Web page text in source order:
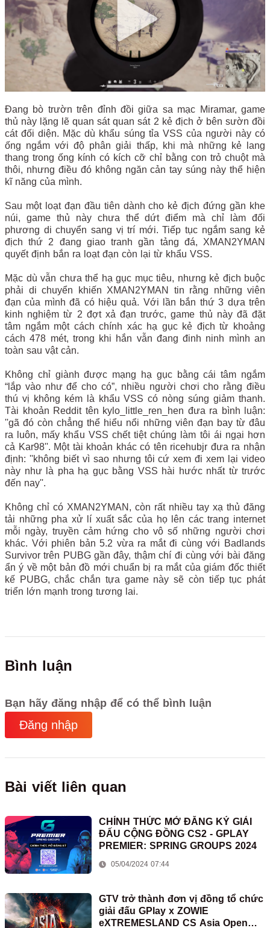
Đang bò trườn trên đỉnh đồi giữa sa mạc Miramar, game
thủ này lặng lẽ quan sát quan sát 2 kẻ địch ở bên sườn đồi
cát đối diện. Mặc dù khẩu súng tỉa VSS của người này có
ống ngắm với độ phân giải thấp, khi mà những kẻ lang
thang trong ống kính có kích cỡ chỉ bằng con trỏ chuột mà
thôi, nhưng điều đó không ngăn cản tay súng này thể hiện
kĩ năng của mình.
Sau một loạt đạn đầu tiên dành cho kẻ địch đứng gần khe
núi, game thủ này chưa thể dứt điểm mà chỉ làm đối
phương di chuyển sang vị trí mới. Tiếp tục ngắm sang kẻ
địch thứ 2 đang giao tranh gần tảng đá, XMAN2YMAN
quyết định bắn ra loạt đạn còn lại từ khẩu VSS.
Mặc dù vẫn chưa thể hạ gục mục tiêu, nhưng kẻ địch buộc
phải di chuyển khiến XMAN2YMAN tin rằng những viên
đạn của mình đã có hiệu quả. Với lần bắn thứ 3 dựa trên
kinh nghiệm từ 2 đợt xả đạn trước, game thủ này đã đặt
tâm ngắm một cách chính xác hạ gục kẻ địch từ khoảng
cách 478 mét, trong khi hắn vẫn đang đinh ninh mình an
toàn sau vật cản.
Không chỉ giành được mạng hạ gục bằng cái tâm ngắm
“lắp vào như để cho có”, nhiều người chơi cho rằng điều
thú vị không kém là khẩu VSS có nòng súng giảm thanh.
Tài khoản Reddit tên kylo_little_ren_hen đưa ra bình luận:
''gã đó còn chẳng thể hiểu nổi những viên đạn bay từ đâu
ra luôn, mấy khẩu VSS chết tiệt chúng làm tôi ái ngại hơn
cả Kar98''. Một tài khoản khác có tên ricehubjr đưa ra nhận
định: ''không biết vì sao nhưng tôi cứ xem đi xem lại video
này như là pha hạ gục bằng VSS hài hước nhất từ trước
đến nay''.
Không chỉ có XMAN2YMAN, còn rất nhiều tay xạ thủ đăng
tải những pha xử lí xuất sắc của họ lên các trang internet
mỗi ngày, truyền cảm hứng cho vô số những người chơi
khác. Với phiên bản 5.2 vừa ra mắt đi cùng với Badlands
Survivor trên PUBG gần đây, thậm chí đi cùng với bài đăng
ẩn ý về một bản đồ mới chuẩn bị ra mắt của giám đốc thiết
kế PUBG, chắc chắn tựa game này sẽ còn tiếp tục phát
triển lớn mạnh trong tương lai.
Bình luận
Bạn hãy đăng nhập để có thể bình luận
Đăng nhập
Bài viết liên quan
CHÍNH THỨC MỞ ĐĂNG KÝ GIẢI
ĐẤU CỘNG ĐỒNG CS2 - GPLAY
PREMIER: SPRING GROUPS 2024
05/04/2024 07:44
GTV trở thành đơn vị đồng tổ chức
giải đấu GPlay x ZOWIE
eXTREMESLAND CS Asia Open